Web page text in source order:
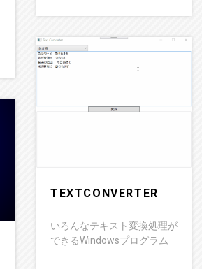
TEXTCONVERTER
いろんなテキスト変換処理が
できるWindowsプログラム